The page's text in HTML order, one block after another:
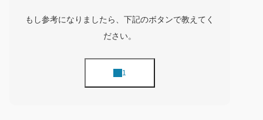
もし参考になりましたら、下記のボタンで教えてく
ださい。